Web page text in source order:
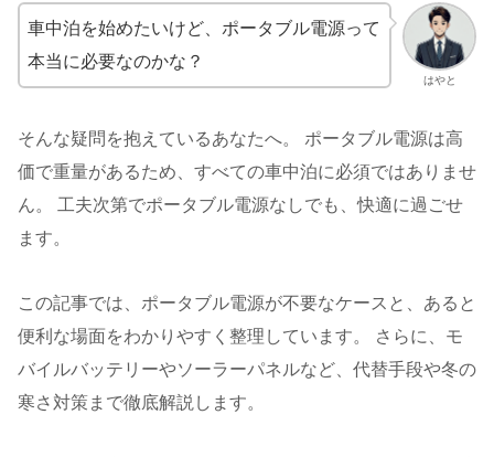
はやと
車中泊を始めたいけど、ポータブル電源って
本当に必要なのかな？
そんな疑問を抱えているあなたへ。 ポータブル電源は高
価で重量があるため、すべての車中泊に必須ではありませ
ん。 工夫次第でポータブル電源なしでも、快適に過ごせ
ます。
この記事では、ポータブル電源が不要なケースと、あると
便利な場面をわかりやすく整理しています。 さらに、モ
バイルバッテリーやソーラーパネルなど、代替手段や冬の
寒さ対策まで徹底解説します。